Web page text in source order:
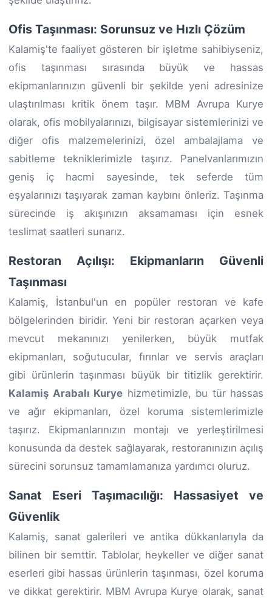
Ofis Taşınması: Sorunsuz ve Hızlı Çözüm
Kalamiş'te faaliyet gösteren bir işletme sahibiyseniz,
ofis taşınması sırasında büyük ve hassas
ekipmanlarınızın güvenli bir şekilde yeni adresinize
ulaştırılması kritik önem taşır. MBM Avrupa Kurye
olarak, ofis mobilyalarınızı, bilgisayar sistemlerinizi ve
diğer ofis malzemelerinizi, özel ambalajlama ve
sabitleme tekniklerimizle taşırız. Panelvanlarımızın
geniş iç hacmi sayesinde, tek seferde tüm
eşyalarınızı taşıyarak zaman kaybını önleriz. Taşınma
sürecinde iş akışınızın aksamaması için esnek
teslimat saatleri sunarız.
Restoran Açılışı: Ekipmanların Güvenli
Taşınması
Kalamiş, İstanbul'un en popüler restoran ve kafe
bölgelerinden biridir. Yeni bir restoran açarken veya
mevcut mekanınızı yenilerken, büyük mutfak
ekipmanları, soğutucular, fırınlar ve servis araçları
gibi ürünlerin taşınması büyük bir titizlik gerektirir.
Kalamiş Arabalı Kurye hizmetimizle, bu tür hassas
ve ağır ekipmanları, özel koruma sistemlerimizle
taşırız. Ekipmanlarınızın montajı ve yerleştirilmesi
konusunda da destek sağlayarak, restoranınızın açılış
sürecini sorunsuz tamamlamanıza yardımcı oluruz.
Sanat Eseri Taşımacılığı: Hassasiyet ve
Güvenlik
Kalamiş, sanat galerileri ve antika dükkanlarıyla da
bilinen bir semttir. Tablolar, heykeller ve diğer sanat
eserleri gibi hassas ürünlerin taşınması, özel koruma
ve dikkat gerektirir. MBM Avrupa Kurye olarak, sanat